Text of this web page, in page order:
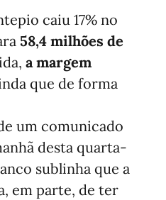
caiu 17% no
58,4 milhões de
a margem
que de forma
um comunicado
desta quarta-
sublinha que a
em parte, de ter